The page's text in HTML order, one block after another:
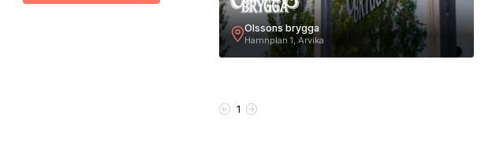
Olssons brygga
Hamnplan 1, Arvika
1